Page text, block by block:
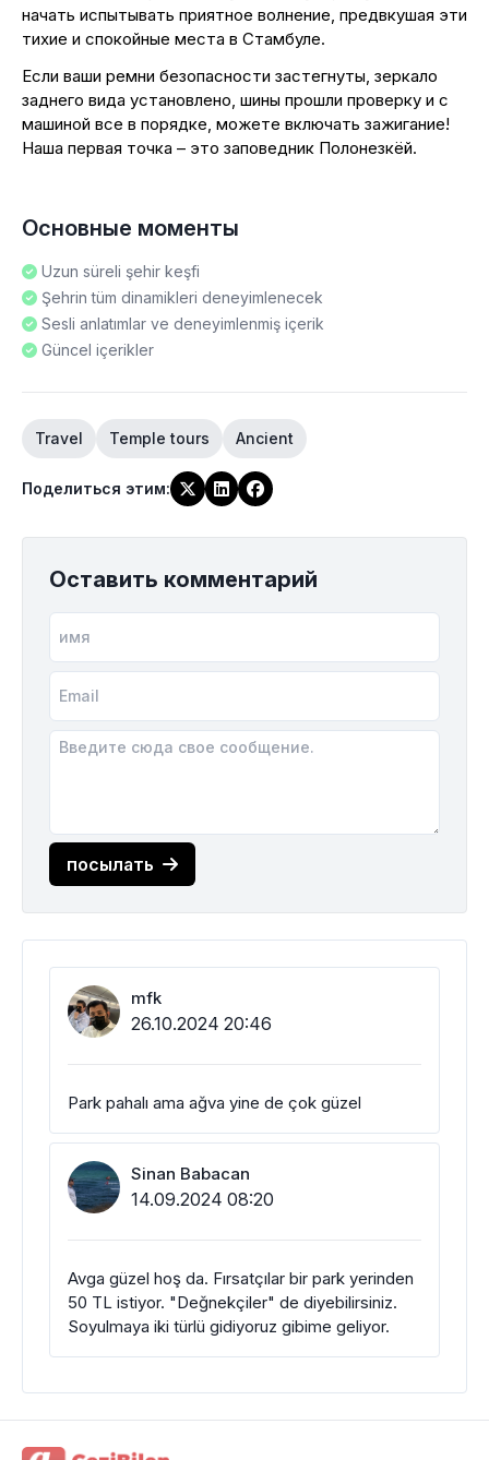
начать испытывать приятное волнение, предвкушая эти
тихие и спокойные места в Стамбуле.
Если ваши ремни безопасности застегнуты, зеркало
заднего вида установлено, шины прошли проверку и с
машиной все в порядке, можете включать зажигание!
Наша первая точка – это заповедник Полонезкёй.
Основные моменты
Uzun süreli şehir keşfi
Şehrin tüm dinamikleri deneyimlenecek
Sesli anlatımlar ve deneyimlenmiş içerik
Güncel içerikler
Travel Temple tours Ancient
Поделиться этим:
Оставить комментарий
посылать
mfk
26.10.2024 20:46
Park pahalı ama ağva yine de çok güzel
Sinan Babacan
14.09.2024 08:20
Avga güzel hoş da. Fırsatçılar bir park yerinden
50 TL istiyor. "Değnekçiler" de diyebilirsiniz.
Soyulmaya iki türlü gidiyoruz gibime geliyor.